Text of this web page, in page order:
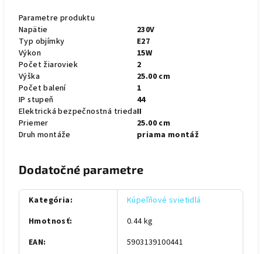
Parametre produktu
Napätie
230V
Typ objímky
E27
Výkon
15W
Počet žiaroviek
2
Výška
25.00 cm
Počet balení
1
IP stupeň
44
Elektrická bezpečnostná triedaII
Priemer
25.00 cm
Druh montáže
priama montáž
Dodatočné parametre
Kategória:
Kúpeľňové svietidlá
Hmotnosť:
0.44 kg
EAN: 5903139100441